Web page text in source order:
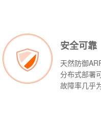
安全可靠
天然防御
分布式部署
故障率几乎